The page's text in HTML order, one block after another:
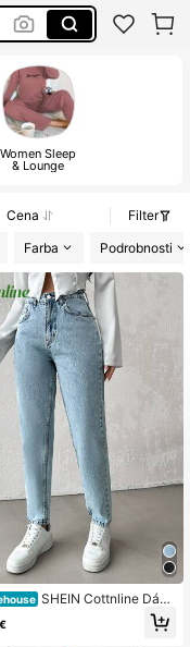
Women Sleep
& Lounge
Cena
Filter
Farba Podrobnosti
SHEIN Cottnline Dám
džínsy